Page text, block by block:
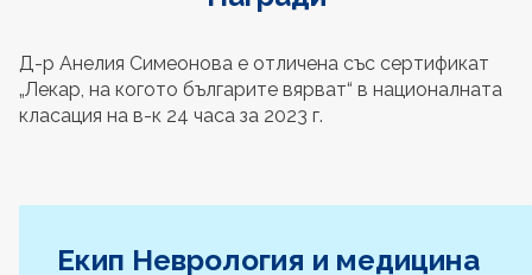
Д-р Анелия Симеонова е отличена със сертификат
„Лекар, на когото българите вярват“ в националната
класация на в-к 24 часа за 2023 г.
Екип Неврология и медицина